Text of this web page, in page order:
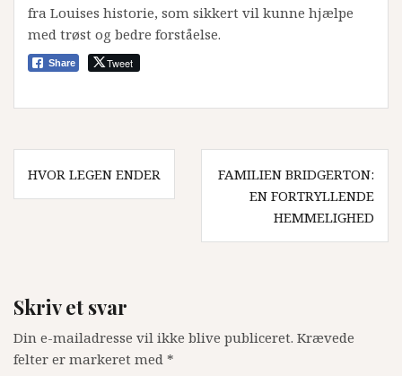
fra Louises historie, som sikkert vil kunne hjælpe
med trøst og bedre forståelse.
Share Tweet
Indlægsnavigation
HVOR LEGEN ENDER
FAMILIEN BRIDGERTON:
EN FORTRYLLENDE
HEMMELIGHED
Skriv et svar
Din e-mailadresse vil ikke blive publiceret. Krævede
felter er markeret med *